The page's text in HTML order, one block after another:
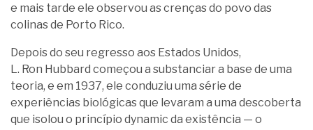
e mais tarde ele observou as crenças do povo das
colinas de Porto Rico.
Depois do seu regresso aos Estados Unidos,
L. Ron Hubbard começou a substanciar a base de uma
teoria, e em 1937, ele conduziu uma série de
experiências biológicas que levaram a uma descoberta
que isolou o princípio dynamic da existência — o